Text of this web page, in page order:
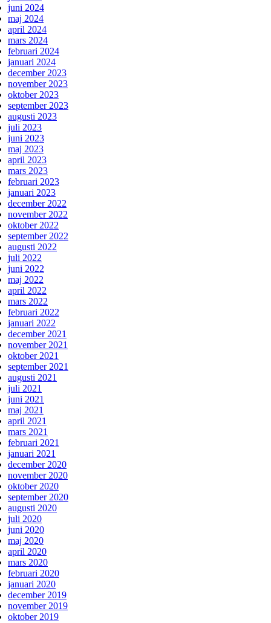
juni 2024
maj 2024
april 2024
mars 2024
februari 2024
januari 2024
december 2023
november 2023
oktober 2023
september 2023
augusti 2023
juli 2023
juni 2023
maj 2023
april 2023
mars 2023
februari 2023
januari 2023
december 2022
november 2022
oktober 2022
september 2022
augusti 2022
juli 2022
juni 2022
maj 2022
april 2022
mars 2022
februari 2022
januari 2022
december 2021
november 2021
oktober 2021
september 2021
augusti 2021
juli 2021
juni 2021
maj 2021
april 2021
mars 2021
februari 2021
januari 2021
december 2020
november 2020
oktober 2020
september 2020
augusti 2020
juli 2020
juni 2020
maj 2020
april 2020
mars 2020
februari 2020
januari 2020
december 2019
november 2019
oktober 2019